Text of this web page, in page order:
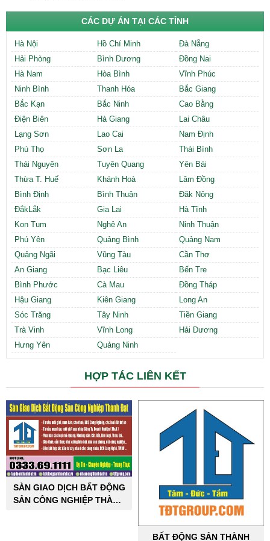
CÁC DỰ ÁN TẠI CÁC TỈNH
Hà Nội Hồ Chí Minh
Đà Nẵng
Hải Phòng
Bình Dương
Đồng Nai
Hà Nam
Hòa Bình
Vĩnh Phúc
Ninh Bình
Thanh Hóa
Bắc Giang
Bắc Kạn
Bắc Ninh
Cao Bằng
Điện Biên
Hà Giang
Lai Châu
Lạng Sơn
Lao Cai
Nam Định
Phú Thọ
Sơn La
Thái Bình
Thái Nguyên
Tuyên Quang
Yên Bái
Thừa T. Huế
Khánh Hoà
Lâm Đồng
Bình Định
Bình Thuận
Đăk Nông
ĐắkLắk
Gia Lai
Hà Tĩnh
Kon Tum
Nghệ An
Ninh Thuận
Phú Yên
Quảng Bình
Quảng Nam
Quảng Ngãi
Vũng Tàu
Cần Thơ
An Giang
Bạc Liêu
Bến Tre
Bình Phước
Cà Mau
Đồng Tháp
Hậu Giang
Kiên Giang
Long An
Sóc Trăng
Tây Ninh
Tiền Giang
Trà Vinh
Vĩnh Long
Hải Dương
Hưng Yên
Quảng Ninh
HỢP TÁC LIÊN KẾT
SÀN GIAO DỊCH BẤT ĐỘNG
SẢN CÔNG NGHIỆP THÀNH
BẤT ĐỘNG SẢN THÀNH